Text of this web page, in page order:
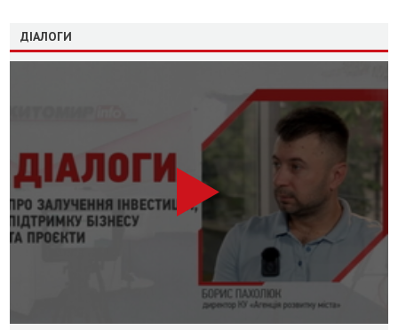
ДІАЛОГИ